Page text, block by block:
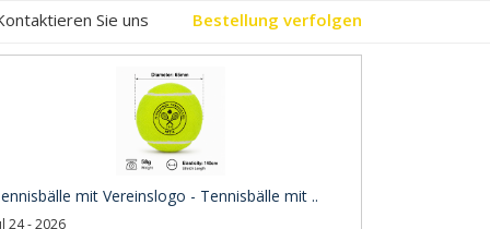
Sie uns Bestellung verfolgen
mit Vereinslogo - Tennisbälle mit ..
24 - 2026